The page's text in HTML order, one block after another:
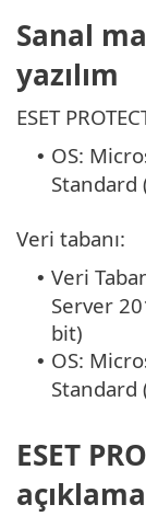
Sanal
yazılım
ESET
• OS:
Standard
Veri tabanı:
• Veri
Server
bit)
• OS:
Standard
ESET